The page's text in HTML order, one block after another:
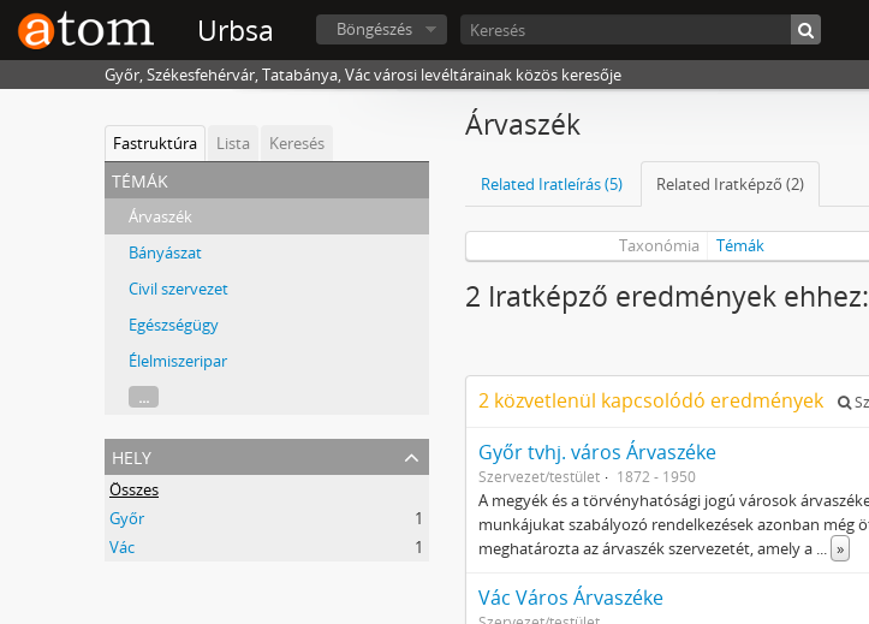
Urbsa Böngészés
Győr, Székesfehérvár, Tatabánya, Vác városi levéltárainak közös keresője
Fastruktúra Lista Keresés
témák
Árvaszék
Bányászat
Civil szervezet
Egészségügy
Élelmiszeripar
...
hely
Összes
Győr
1
Vác
1
Árvaszék
Related Iratleírás (5) Related Iratképző (2)
Taxonómia Témák
2 Iratképző eredmények
2 közvetlenül kapcsolódó eredmények
Győr tvhj. város Árvaszéke
Szervezet/testület 1872 - 1950
A megyék és a törvényhatósági jogú városok
munkájukat szabályozó rendelkezések azonban még
meghatározta az árvaszék szervezetét, amely a ... »
Vác Város Árvaszéke